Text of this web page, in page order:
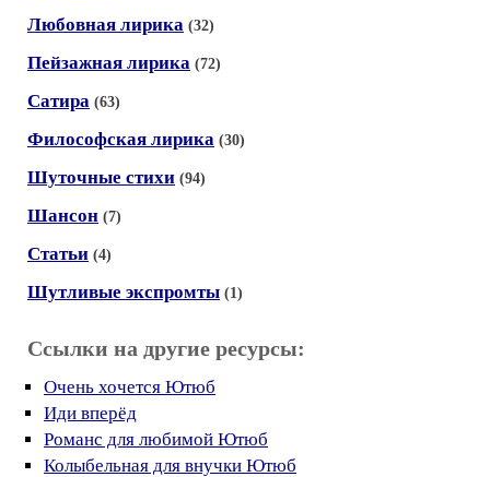
Любовная лирика (32)
Пейзажная лирика (72)
Сатира (63)
Философская лирика (30)
Шуточные стихи (94)
Шансон (7)
Статьи (4)
Шутливые экспромты (1)
Ссылки на другие ресурсы:
Очень хочется Ютюб
Иди вперёд
Романс для любимой Ютюб
Колыбельная для внучки Ютюб